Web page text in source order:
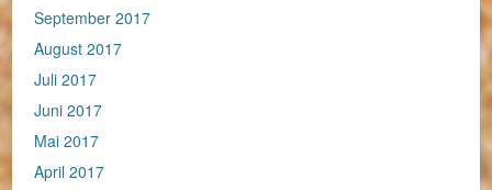
September 2017
August 2017
Juli 2017
Juni 2017
Mai 2017
April 2017